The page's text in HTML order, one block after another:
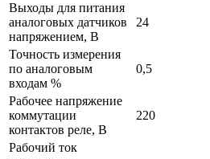
Выходы для питания
аналоговых датчиков
напряжением, В
24
Точность измерения
по аналоговым
входам %
0,5
Рабочее напряжение
коммутации
контактов реле, В
220
Рабочий ток